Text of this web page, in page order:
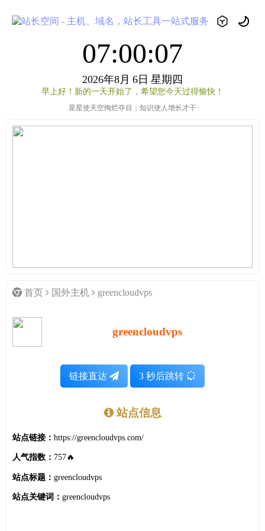
07:00:08
2026年8月 6日 星期四
早上好！新的一天开始了，希望您今天过得愉快！
星星使天空绚烂夺目；知识使人增长才干
首页 国外主机 greencloudvps
greencloudvps
链接直达 3 秒后跳转
站点信息
站点链接： https://greencloudvps.com/
人气指数： 757🔥
站点标题： greencloudvps
站点关键词： greencloudvps